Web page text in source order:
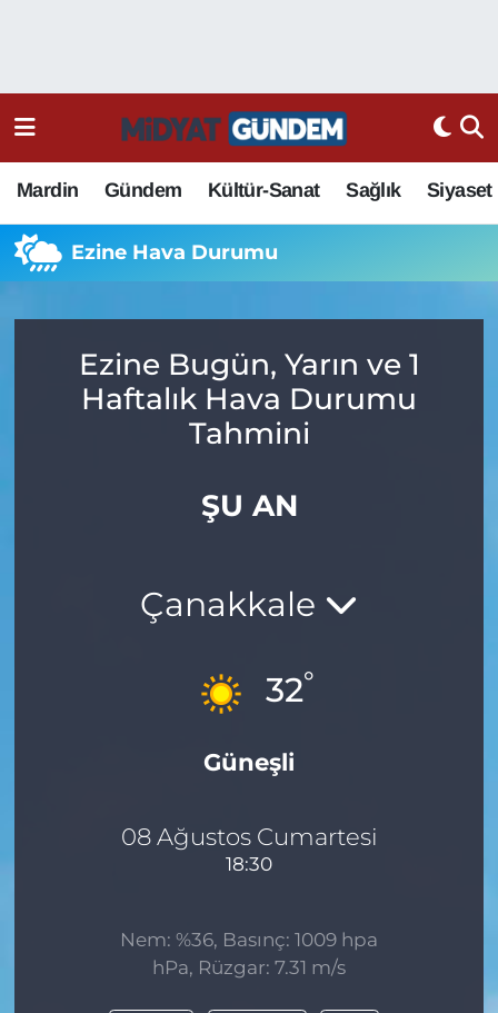
Mardin Gündem Kültür-Sanat Sağlık Siyaset
Ezine Hava Durumu
Ezine Bugün, Yarın ve 1
Haftalık Hava Durumu
Tahmini
ŞU AN
Çanakkale
32°
Güneşli
08 Ağustos Cumartesi
18:30
Nem: %36, Basınç: 1009 hpa
hPa, Rüzgar: 7.31 m/s